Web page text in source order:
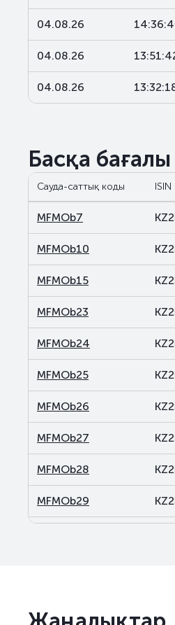
04.08.26
04.08.26
04.08.26
Басқа
Сауда-саттық коды ISIN
MFMOb7
MFMOb10
MFMOb15
MFMOb23
MFMOb24
MFMOb25
MFMOb26
MFMOb27
MFMOb28
MFMOb29